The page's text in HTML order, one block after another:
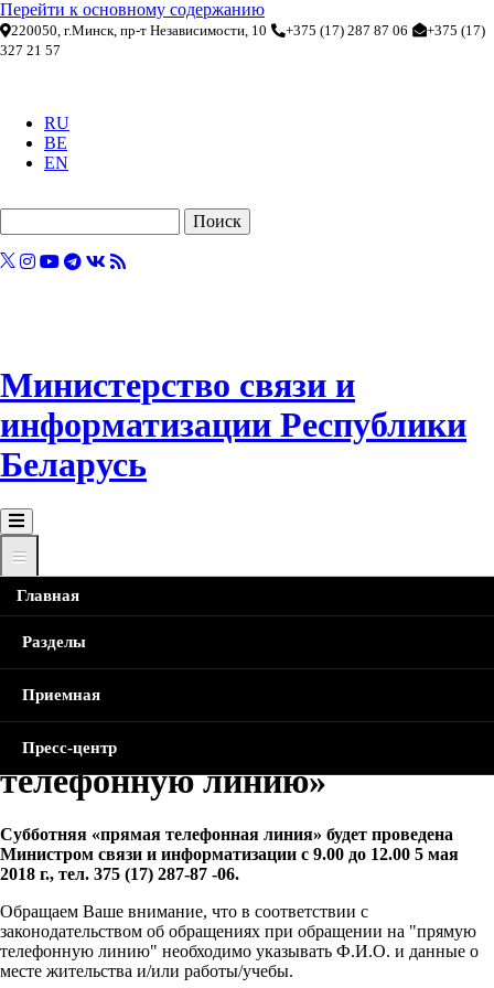
Перейти к основному содержанию
220050, г.Минск, пр-т Независимости, 10 +375 (17) 287 87 06
+375 (17)
327 21 57
RU
BE
EN
Министерство связи и
информатизации Республики
Беларусь
Главная
Разделы
Приемная
Пресс-центр
Строка
навигации
Главная Новости
В субботу, 5 мая, Министр проведет
«прямую телефонную линию»
В субботу, 5 мая, Министр
проведет «прямую
телефонную линию»
Субботняя «прямая телефонная линия» будет проведена
Министром связи и информатизации с 9.00 до 12.00 5 мая
2018 г., тел. 375 (17) 287-87 -06.
Обращаем Ваше внимание, что в соответствии с
законодательством об обращениях при обращении на "прямую
телефонную линию" необходимо указывать Ф.И.О. и данные о
месте жительства и/или работы/учебы.